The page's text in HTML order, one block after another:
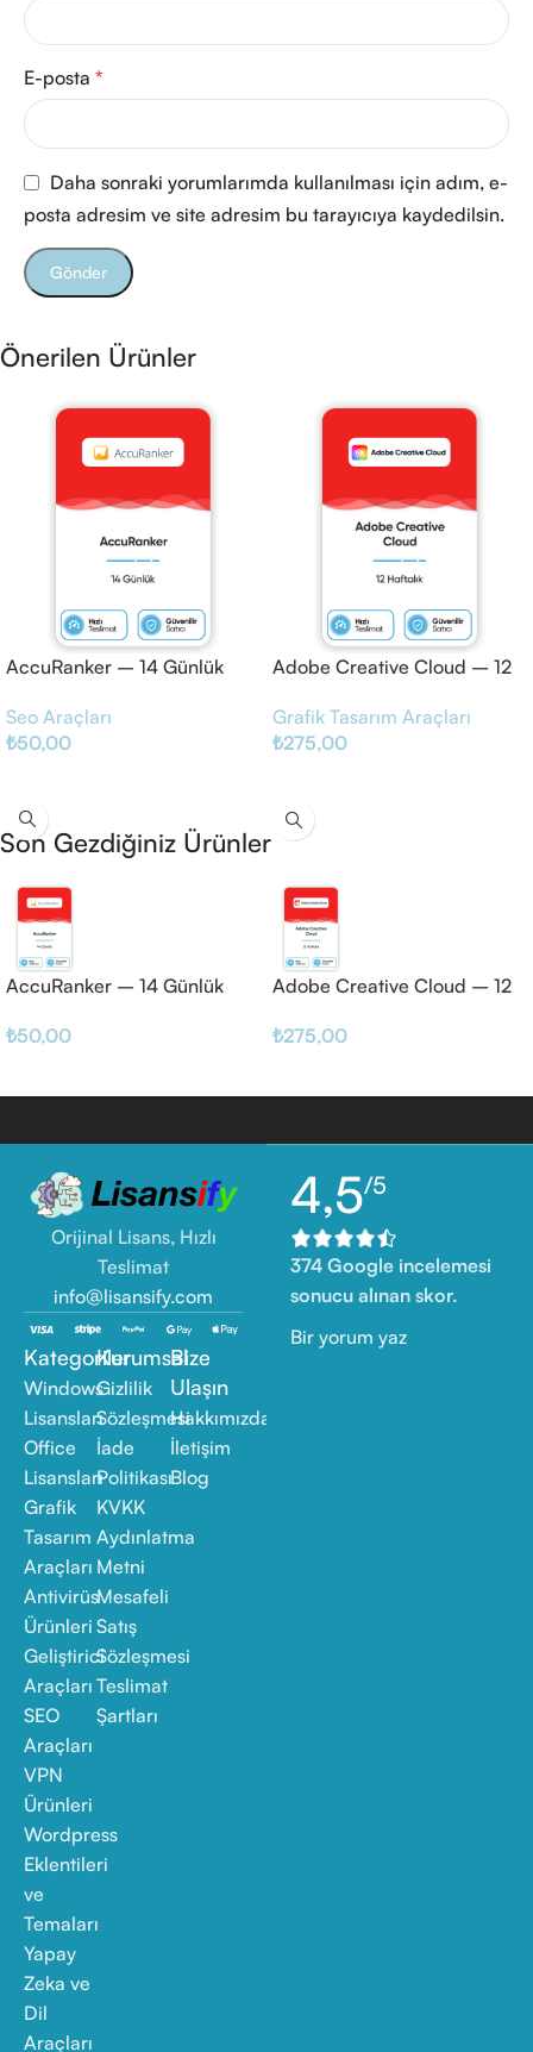
E-posta *
Daha sonraki yorumlarımda kullanılması için adım, e-
posta adresim ve site adresim bu tarayıcıya kaydedilsin.
Önerilen Ürünler
AccuRanker – 14 Günlük
Seo Araçları
₺50,00
Adobe Creative Cloud – 12
Grafik Tasarım Araçları
₺275,00
Son Gezdiğiniz Ürünler
AccuRanker – 14 Günlük
₺50,00
Adobe Creative Cloud – 12
₺275,00
Orijinal Lisans, Hızlı
Teslimat
info@lisansify.com
Kategoriler
Windows
Lisansları
Office
Lisansları
Grafik
Tasarım
Araçları
Antivirüs
Ürünleri
Geliştirici
Araçları
SEO
Araçları
VPN
Ürünleri
Wordpress
Eklentileri
ve
Temaları
Yapay
Zeka ve
Dil
Araçları
Kurumsal
Gizlilik
Sözleşmesi
İade
Politikası
KVKK
Aydınlatma
Metni
Mesafeli
Satış
Sözleşmesi
Teslimat
Şartları
Bize
Ulaşın
Hakkımızda
İletişim
Blog
4,5/5
374 Google incelemesi
sonucu alınan skor.
Bir yorum yaz